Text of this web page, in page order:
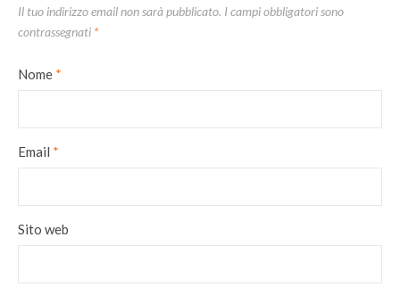
Il tuo indirizzo email non sarà pubblicato. I campi obbligatori sono
contrassegnati *
Nome *
Email *
Sito web